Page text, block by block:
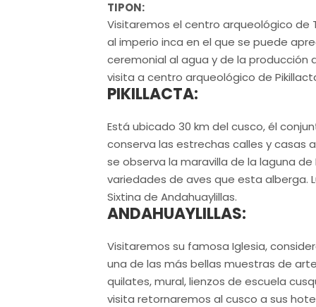
TIPON:
Visitaremos el centro arqueológico de
al imperio inca en el que se puede
ceremonial al agua y de la
visita a centro arqueológico de
PIKILLACTA:
Está ubicado 30 km del cusco, él
conserva las estrechas calles y casas
se observa la maravilla de la laguna
variedades de aves que esta alberga.
Sixtina de Andahuaylillas.
ANDAHUAYLILLAS:
Visitaremos su famosa Iglesia,
una de las más bellas muestras de
quilates, mural, lienzos de escuela
visita retornaremos al cusco a sus